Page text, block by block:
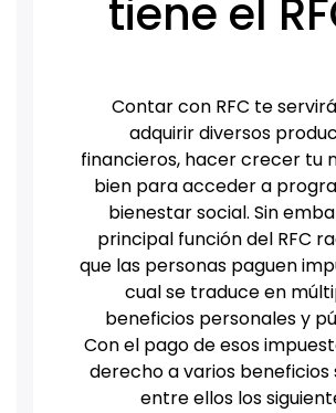
tiene el
Contar con RFC te
adquirir diversos
financieros, hacer crecer tu
bien para acceder a
bienestar social. Sin
principal función del RFC
que las personas paguen
cual se traduce en
beneficios personales y
Con el pago de esos
derecho a varios beneficios
entre ellos los